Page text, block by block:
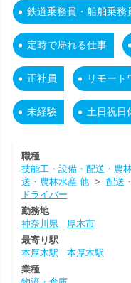
鉄道乗務員・船舶乗務
定時で帰れる仕事
正社員 リモート
未経験 土日祝日
職種
技能工・設備・配送・農
送・農林水産 他> 配送
ドライバー
勤務地
神奈川県
厚木市
最寄り駅
本厚木駅
本厚木駅
業種